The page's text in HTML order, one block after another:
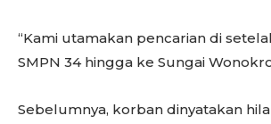
“Kami utamakan pencarian di
SMPN 34 hingga ke Sungai
Sebelumnya, korban dinyatakan